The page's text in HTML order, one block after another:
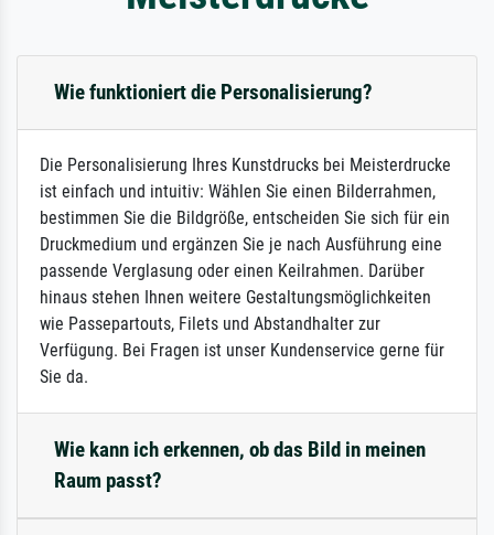
Wie funktioniert die Personalisierung?
Die Personalisierung Ihres Kunstdrucks bei Meisterdrucke
ist einfach und intuitiv: Wählen Sie einen Bilderrahmen,
bestimmen Sie die Bildgröße, entscheiden Sie sich für ein
Druckmedium und ergänzen Sie je nach Ausführung eine
passende Verglasung oder einen Keilrahmen. Darüber
hinaus stehen Ihnen weitere Gestaltungsmöglichkeiten
wie Passepartouts, Filets und Abstandhalter zur
Verfügung. Bei Fragen ist unser Kundenservice gerne für
Sie da.
Wie kann ich erkennen, ob das Bild in meinen
Raum passt?